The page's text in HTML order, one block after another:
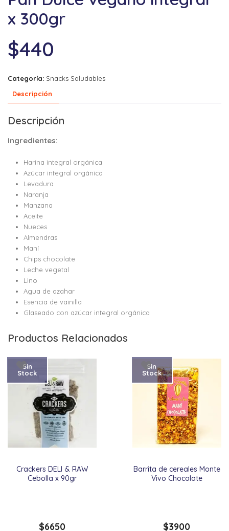
x 300gr
$440
Categoría: Snacks Saludables
Descripción
Descripción
Ingredientes:
Harina integral orgánica
Azúcar integral orgánica
Levadura
Naranja
Manzana
Aceite
Nueces
Almendras
Maní
Chips chocolate
Leche vegetal
Lino
Agua de azahar
Esencia de vainilla
Glaseado con azúcar integral orgánica
Productos Relacionados
Crackers DELI & RAW
Cebolla x 90gr
Sin
Stock
$6650
Barrita de cereales Monte
Vivo Chocolate
Sin
Stock
$3900